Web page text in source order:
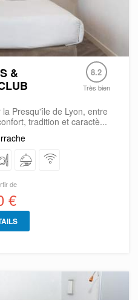
&
8.2
Très bien
Presqu'île de Lyon, entre
tradition et caractè...
de
€